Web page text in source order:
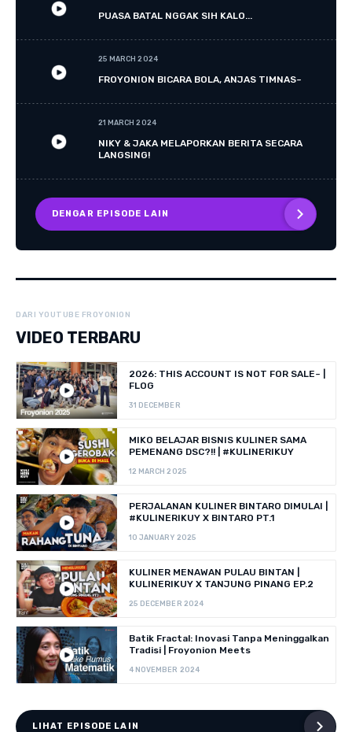
PUASA BATAL NGGAK SIH KALO...
25 MARCH 2024
FROYONION BICARA BOLA, ANJAS TIMNAS~
21 MARCH 2024
NIKY & JAKA MELAPORKAN BERITA SECARA
LANGSING!
DENGAR EPISODE LAIN
DARI YOUTUBE FROYONION
VIDEO TERBARU
2026: THIS ACCOUNT IS NOT FOR SALE~ |
FLOG
31 DECEMBER
MIKO BELAJAR BISNIS KULINER SAMA
PEMENANG DSC?!! | #KULINERIKUY
12 MARCH 2025
PERJALANAN KULINER BINTARO DIMULAI |
#KULINERIKUY X BINTARO PT.1
10 JANUARY 2025
KULINER MENAWAN PULAU BINTAN |
KULINERIKUY X TANJUNG PINANG EP.2
25 DECEMBER 2024
Batik Fractal: Inovasi Tanpa Meninggalkan
Tradisi | Froyonion Meets
4 NOVEMBER 2024
LIHAT EPISODE LAIN